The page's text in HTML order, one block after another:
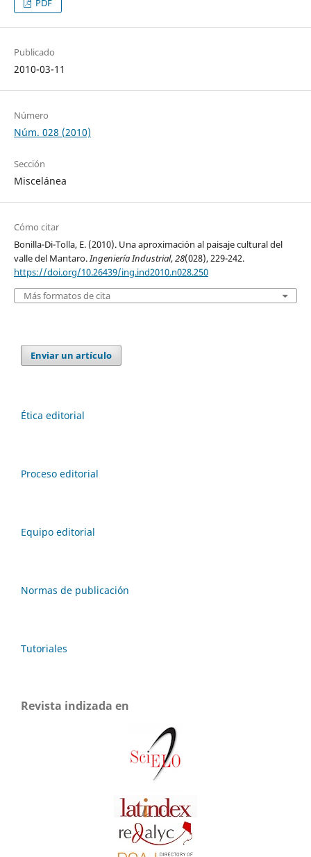
PDF
Publicado
2010-03-11
Número
Núm. 028 (2010)
Sección
Miscelánea
Cómo citar
Bonilla-Di-Tolla, E. (2010). Una aproximación al paisaje cultural del
valle del Mantaro.Ingeniería Industrial,28(028), 229-242.
https://doi.org/10.26439/ing.ind2010.n028.250
Más formatos de cita
Enviar un artículo
Ética editorial
Proceso editorial
Equipo editorial
Normas de publicación
Tutoriales
Revista indizada en